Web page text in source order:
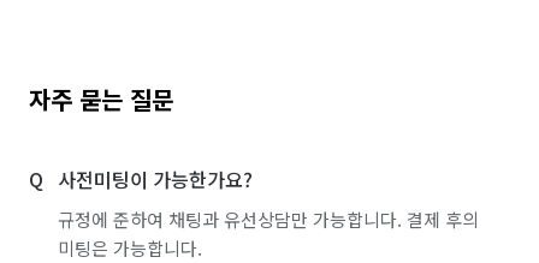
자주 묻는 질문
사전미팅이 가능한가요?
규정에 준하여 채팅과 유선상담만 가능합니다. 결제 후의
미팅은 가능합니다.